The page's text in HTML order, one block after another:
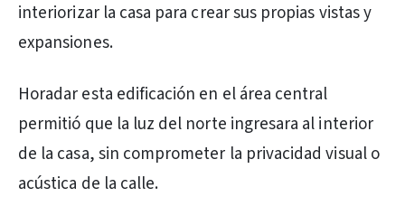
interiorizar la casa para crear sus propias vistas y
expansiones.
Horadar esta edificación en el área central
permitió que la luz del norte ingresara al interior
de la casa, sin comprometer la privacidad visual o
acústica de la calle.